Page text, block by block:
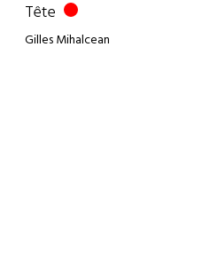
Tête
Gilles Mihalcean